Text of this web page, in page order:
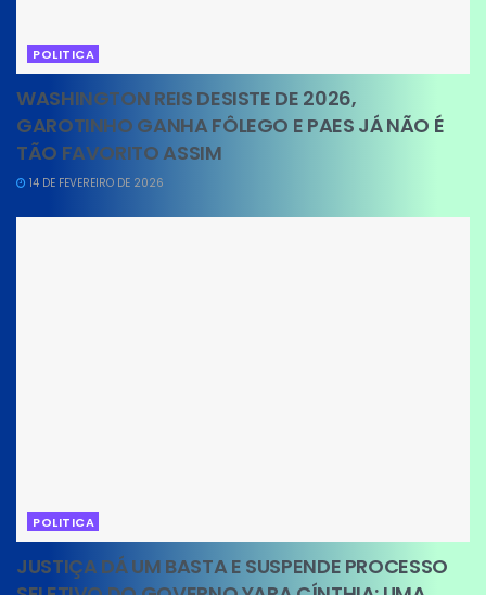
POLITICA
WASHINGTON REIS DESISTE DE 2026,
GAROTINHO GANHA FÔLEGO E PAES JÁ NÃO É
TÃO FAVORITO ASSIM
14 DE FEVEREIRO DE 2026
POLITICA
JUSTIÇA DÁ UM BASTA E SUSPENDE PROCESSO